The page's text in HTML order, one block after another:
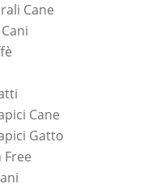
Cane
Cane
Gatto